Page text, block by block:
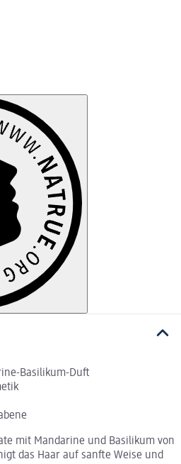
Basilikum-Duft
mit Mandarine und Basilikum von
das Haar auf sanfte Weise und